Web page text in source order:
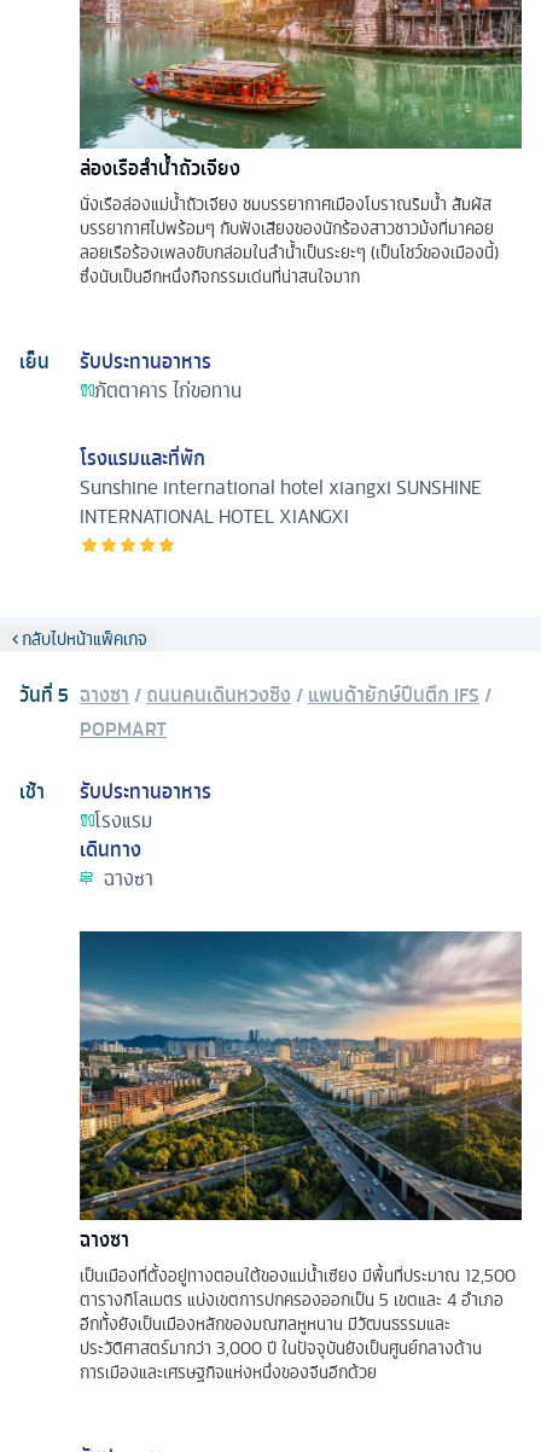
ล่องเรือลําน้ำถัวเจียง
นั่งเรือล่องแม่น้ำถัวเจียง ชมบรรยากาศเมืองโบราณริมน้ำ สัมผัส
บรรยากาศไปพร้อมๆ กับฟังเสียงของนักร้องสาวชาวม้งที่มาคอย
ลอยเรือร้องเพลงขับกล่อมในลำน้ำเป็นระยะๆ (เป็นโชว์ของเมืองนี้)
ซึ่งนับเป็นอีกหนึ่งกิจกรรมเด่นที่น่าสนใจมาก
เย็น
รับประทานอาหาร
ภัตตาคารไก่ขอทาน
โรงแรมและที่พัก
Sunshine international hotel xiangxiSUNSHINE
INTERNATIONAL HOTEL XIANGXI
กลับไปหน้าแพ็คเกจ
วันที่5 ฉางซา /ถนนคนเดินหวงซิง/แพนด้ายักษ์ปีนตึก IFS /
POPMART
เช้า
รับประทานอาหาร
โรงแรม
เดินทาง
ฉางซา
ฉางซา
เป็นเมืองที่ตั้งอยู่ทางตอนใต้ของแม่น้ำเซียง มีพื้นที่ประมาณ 12,500
ตารางกิโลเมตร แบ่งเขตการปกครองออกเป็น 5 เขตและ 4 อำเภอ
อีกทั้งยังเป็นเมืองหลักของมณฑลหูหนาน มีวัฒนธรรมและ
ประวัติศาสตร์มากว่า 3,000 ปี ในปัจจุบันยังเป็นศูนย์กลางด้าน
การเมืองและเศรษฐกิจแห่งหนึ่งของจีนอีกด้วย